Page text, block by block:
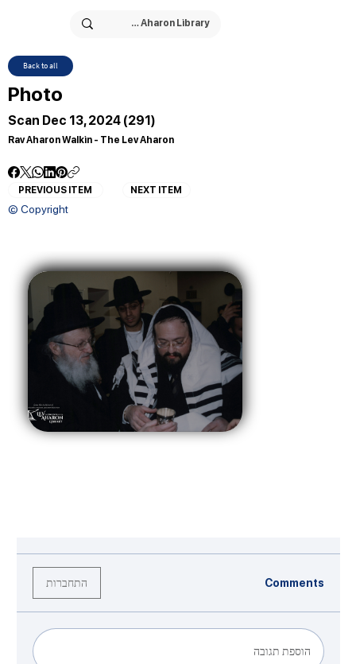
Back to all
Photo
Scan Dec 13, 2024 (291)
Rav Aharon Walkin - The Lev Aharon
PREVIOUS ITEM NEXT ITEM
© Copyright
Comments התחברות
הוספת תגובה